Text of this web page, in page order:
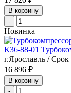
В корзину
-
Новинка
К36-88-01
г.Ярославль /
16 896 ₽
В корзину
-